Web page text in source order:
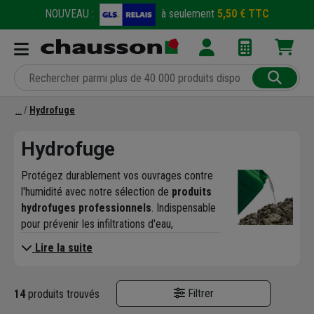
NOUVEAU : à seulement 5,50 € TTC
Hydrofuge
Hydrofuge
Protégez durablement vos ouvrages contre
l'humidité avec notre sélection de produits
hydrofuges professionnels. Indispensable
pour prévenir les infiltrations d'eau,
l'apparition de mousses et les dégâts liés au
gel, letraitement hydrofuge
Chausson.fr, retrouvez des solutions
performantes pour traiter vos façades,
Lire la suite
14 produits trouvés Filtrer